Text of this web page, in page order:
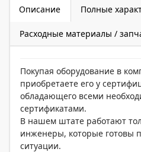
Описание Полные
Расходные материалы /
Покупая оборудование в
приобретаете его у
обладающего всеми
сертификатами.
В нашем штате работают
инженеры, которые готовы
ситуации.